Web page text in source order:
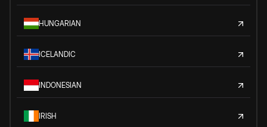
HUNGARIAN
ICELANDIC
INDONESIAN
IRISH